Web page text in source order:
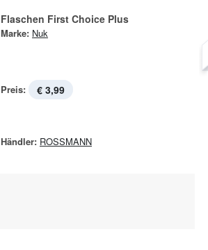
Flaschen First Choice Plus
Marke: Nuk
Preis: € 3,99
Händler: ROSSMANN